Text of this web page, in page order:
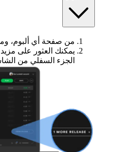
من صفحة أي ألبوم،
يمكنك العثور على
الجزء السفلي من